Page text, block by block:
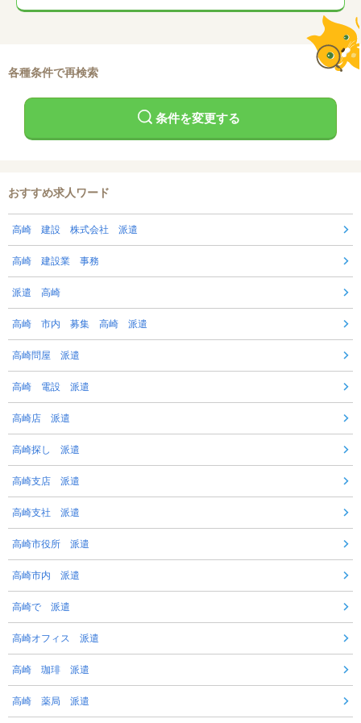
各種条件で再検索
条件を変更する
おすすめ求人ワード
高崎 建設 株式会社 派遣
高崎 建設業 事務
派遣 高崎
高崎 市内 募集 高崎 派遣
高崎問屋 派遣
高崎 電設 派遣
高崎店 派遣
高崎探し 派遣
高崎支店 派遣
高崎支社 派遣
高崎市役所 派遣
高崎市内 派遣
高崎で 派遣
高崎オフィス 派遣
高崎 珈琲 派遣
高崎 薬局 派遣